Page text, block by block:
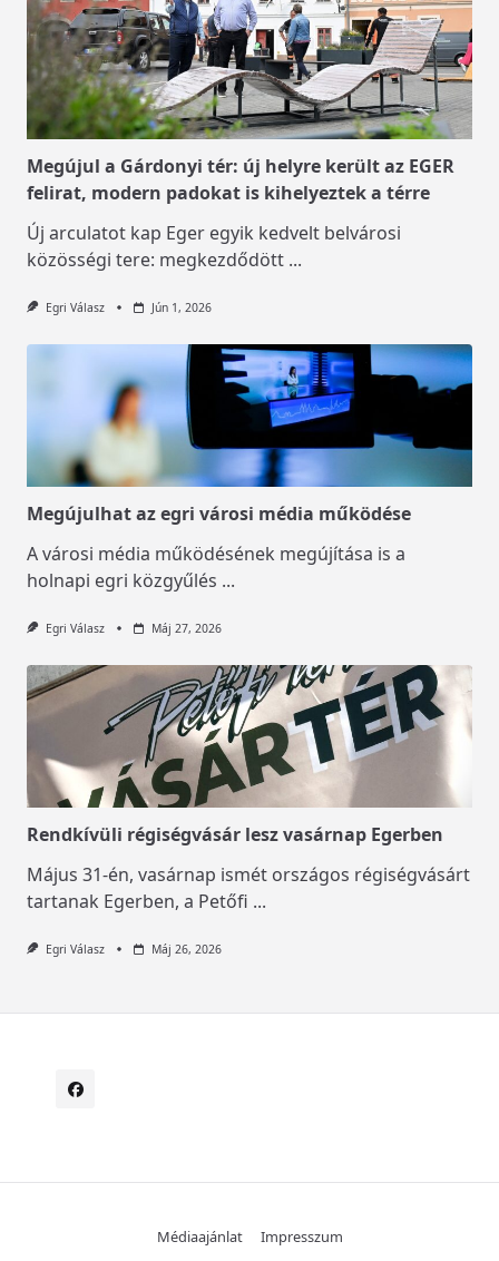
Megújul a Gárdonyi tér: új helyre került az EGER
felirat, modern padokat is kihelyeztek a térre
Új arculatot kap Eger egyik kedvelt belvárosi
közösségi tere: megkezdődött ...
Egri Válasz Jún 1, 2026
Megújulhat az egri városi média működése
A városi média működésének megújítása is a
holnapi egri közgyűlés ...
Egri Válasz Máj 27, 2026
Rendkívüli régiségvásár lesz vasárnap Egerben
Május 31-én, vasárnap ismét országos régiségvásárt
tartanak Egerben, a Petőfi ...
Egri Válasz Máj 26, 2026
Médiaajánlat Impresszum